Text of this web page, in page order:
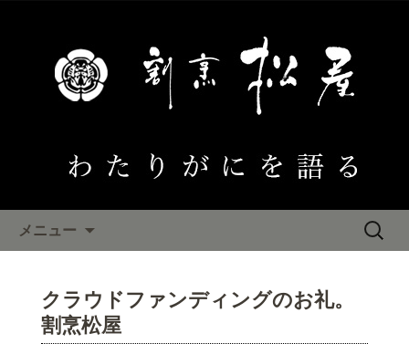
わたりがにを語る
烹松屋」のブログ
メニュー
検
クラウドファンディングのお礼。
割烹松屋